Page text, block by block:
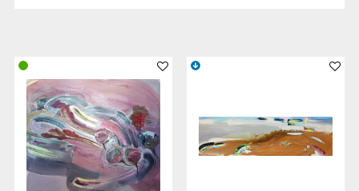
Lisää teos kokoelmaan Lisää